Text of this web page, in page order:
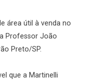
área útil à venda no
Professor João
Preto/SP.
que a Martinelli